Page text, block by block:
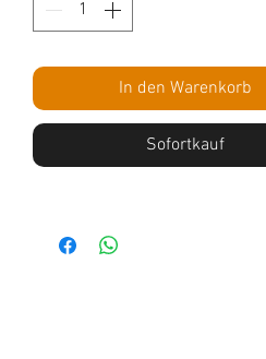
In den Warenkorb
Sofortkauf